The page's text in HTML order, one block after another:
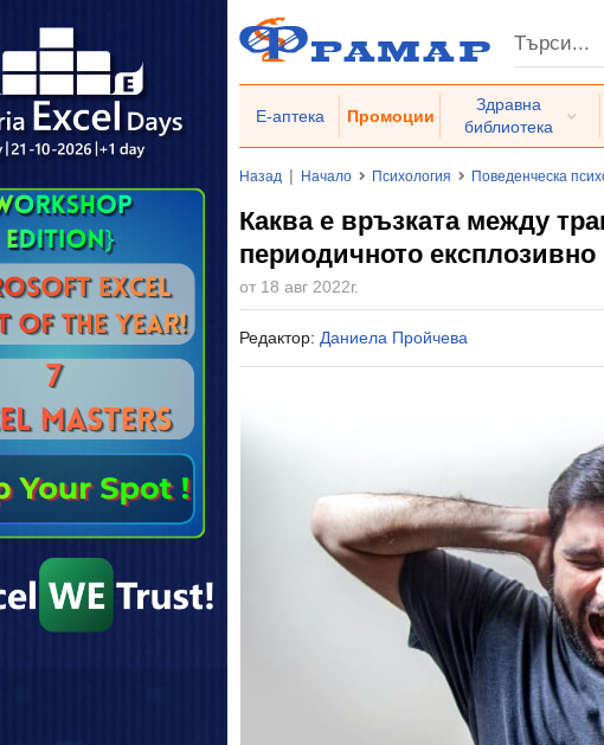
Е-аптека Промоции
Здравна
библиотека
Назад | Начало Психология Поведенческа
Каква е връзката между
периодичното експлозивно
от 18 авг 2022г.
Редактор: Даниела Пройчева